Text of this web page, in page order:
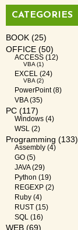
CATEGORIES
BOOK (25)
OFFICE (50)
ACCESS (12)
VBA(1)
EXCEL (24)
VBA(2)
PowerPoint(8)
VBA(35)
PC (117)
Windows (4)
WSL
(2)
Programming (133)
Assembly (4)
GO (5)
JAVA(29)
Python (19)
REGEXP (2)
Ruby (4)
RUST
(15)
SQL
(16)
WEB (69)